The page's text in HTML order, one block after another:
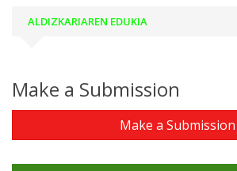
ALDIZKARIAREN EDUKIA
Make a Submission
Make a Submission